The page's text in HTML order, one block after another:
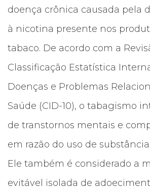
doença crônica causada pela
à nicotina presente nos
tabaco. De acordo com a
Classificação Estatística
Doenças e Problemas
Saúde (CID-10), o tabagismo
de transtornos mentais e
em razão do uso de
Ele também é considerado a
evitável isolada de